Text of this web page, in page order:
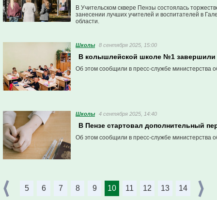
В Учительском сквере Пензы состоялась
занесении лучших учителей и воспитателей в
области.
Школы 8 сентября 2025, 15:00
В колышлейской школе №1 завершили
Об этом сообщили в пресс-службе министерства
Школы 4 сентября 2025, 14:40
В Пензе стартовал дополнительный
Об этом сообщили в пресс-службе министерства
5 6 7 8 9 10 11 12 13 14